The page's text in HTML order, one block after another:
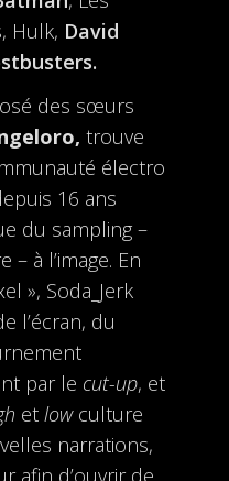
Hulk, David
des sœurs
trouve
électro
16 ans
du sampling –
à l’image. En
», Soda_Jerk
l’écran, du
par le cut-up, et
et lowculture
narrations,
afin d’ouvrir de